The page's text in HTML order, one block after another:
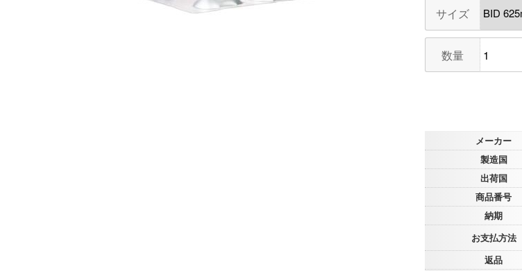
サイズ
数量
メーカー
製造国
出荷国
商品番号
納期
お支払方法
返品